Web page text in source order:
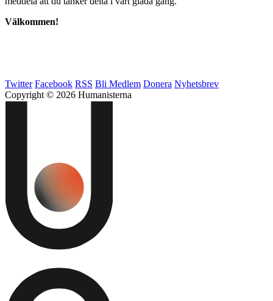
Välkommen!
Twitter Facebook RSS Bli Medlem Donera Nyhetsbrev
Copyright © 2026 Humanisterna